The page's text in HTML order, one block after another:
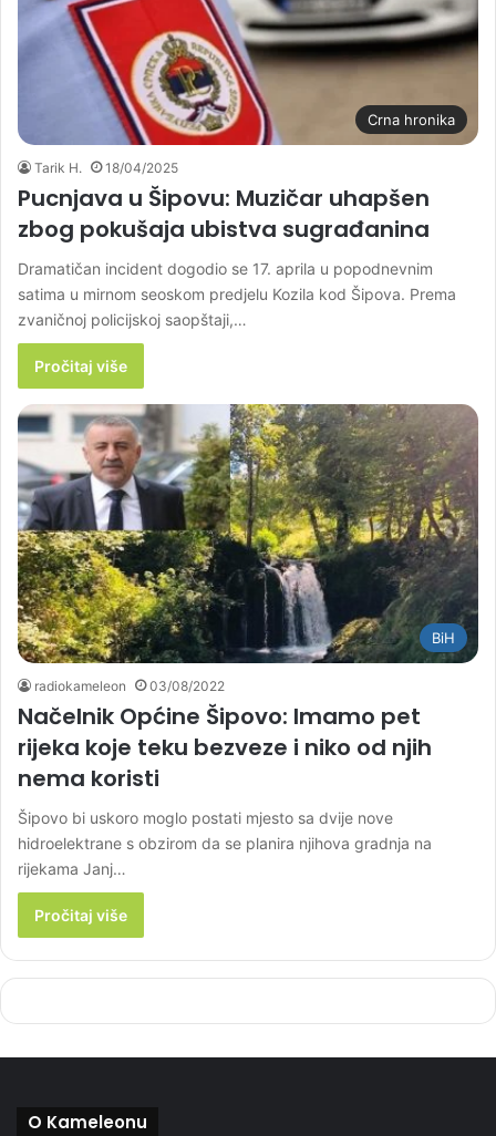
Crna hronika
Tarik H. 18/04/2025
Pucnjava u Šipovu: Muzičar uhapšen
zbog pokušaja ubistva sugrađanina
Dramatičan incident dogodio se 17. aprila u popodnevnim
satima u mirnom seoskom predjelu Kozila kod Šipova. Prema
zvaničnoj policijskoj saopštaji,…
Pročitaj više
BiH
radiokameleon 03/08/2022
Načelnik Općine Šipovo: Imamo pet
rijeka koje teku bezveze i niko od njih
nema koristi
Šipovo bi uskoro moglo postati mjesto sa dvije nove
hidroelektrane s obzirom da se planira njihova gradnja na
rijekama Janj…
Pročitaj više
O Kameleonu